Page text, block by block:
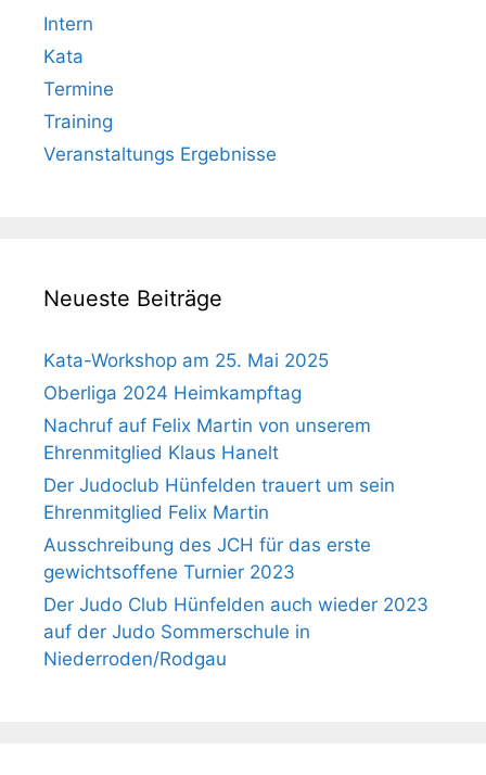
Intern
Kata
Termine
Training
Veranstaltungs Ergebnisse
Neueste Beiträge
Kata-Workshop am 25. Mai 2025
Oberliga 2024 Heimkampftag
Nachruf auf Felix Martin von unserem
Ehrenmitglied Klaus Hanelt
Der Judoclub Hünfelden trauert um sein
Ehrenmitglied Felix Martin
Ausschreibung des JCH für das erste
gewichtsoffene Turnier 2023
Der Judo Club Hünfelden auch wieder 2023
auf der Judo Sommerschule in
Niederroden/Rodgau